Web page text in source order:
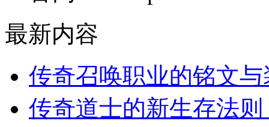
最新内容
传奇召唤职业的铭文
传奇道士的新生存法